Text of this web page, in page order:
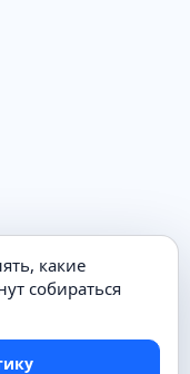
какие
собираться